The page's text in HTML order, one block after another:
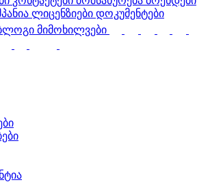
ლიცენზიები დოკუმენტები
მიმოხილვები